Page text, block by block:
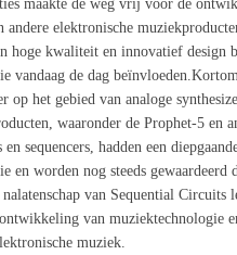
maakte de weg vrij voor de
andere elektronische
hoge kwaliteit en innovatief design
vandaag de dag
op het gebied van analoge
waaronder de Prophet-5 en
en sequencers, hadden een
en worden nog steeds gewaardeerd
van Sequential Circuits
van muziektechnologie
muziek.